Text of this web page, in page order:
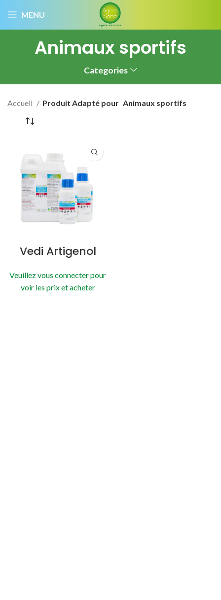
MENU
Animaux sportifs
Categories
Accueil Produit Adapté pour Animaux sportifs
Vedi Artigenol
Veuillez vous connecter pour
voir les prix et acheter